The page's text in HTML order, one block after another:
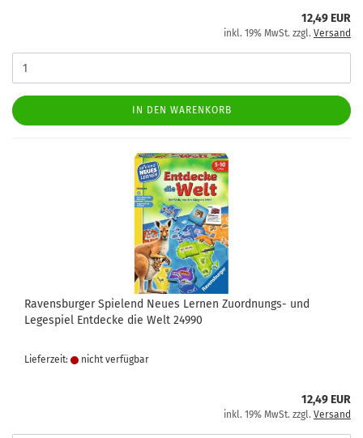
12,49 EUR
inkl. 19% MwSt. zzgl. Versand
IN DEN WARENKORB
Ravensburger Spielend Neues Lernen Zuordnungs- und
Legespiel Entdecke die Welt 24990
Lieferzeit: nicht verfügbar
12,49 EUR
inkl. 19% MwSt. zzgl. Versand